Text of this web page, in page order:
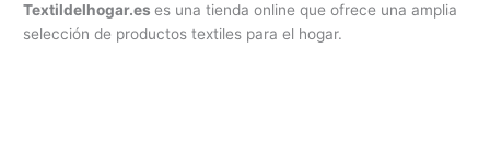
Textildelhogar.eses una tienda online que ofrece una amplia
selección de productos textiles para el hogar.